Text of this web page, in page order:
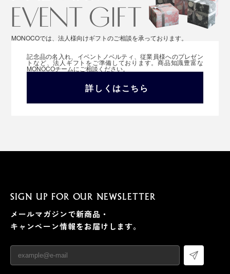
MONOCOでは、法人様向けギフトのご相談を承っております。
記念品の名入れ、イベントノベルティ、従業員様へのプレゼン
トなど、法人ギフトをご準備しております。商品知識豊富な
MONOCOチームにご相談ください。
詳しくはこちら
SIGN UP FOR OUR NEWSLETTER
メールマガジンで新商品・
キャンペーン情報をお届けします。